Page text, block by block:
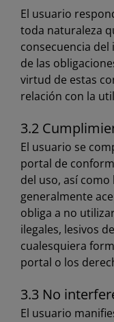
El usuario
toda naturaleza
consecuencia
de las
virtud de estas
relación con la
3.2
El usuario se
portal de
del uso, así
generalmente
obliga a no
ilegales, lesivos
cualesquiera
portal o los
3.3 No
El usuario